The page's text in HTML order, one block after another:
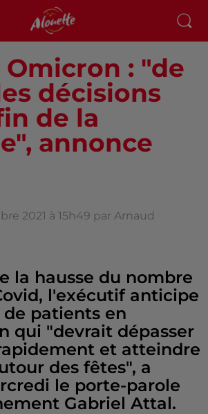
: "de
décisions
de la
annonce
2021 à 15h49 par Arnaud
la hausse du nombre
l'exécutif anticipe
patients en
qui "devrait dépasser
et atteindre
des fêtes", a
le porte-parole
Gabriel Attal.